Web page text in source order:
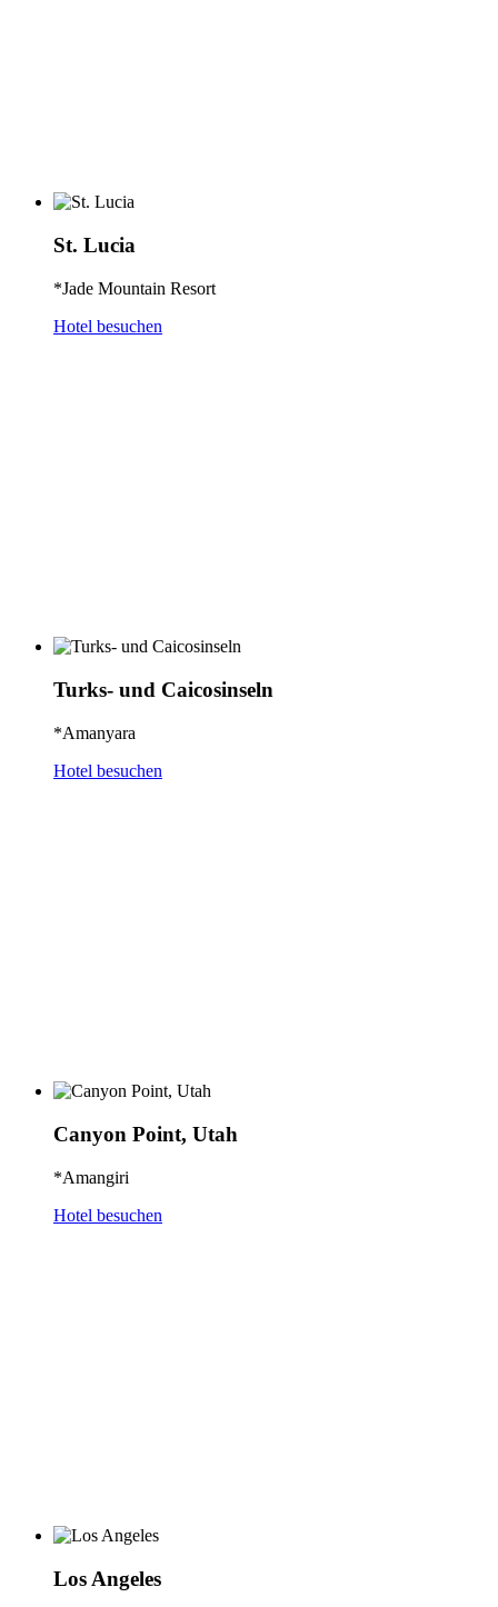
St. Lucia
*Jade Mountain Resort
Hotel besuchen
Turks- und Caicosinseln
*Amanyara
Hotel besuchen
Canyon Point, Utah
*Amangiri
Hotel besuchen
Los Angeles